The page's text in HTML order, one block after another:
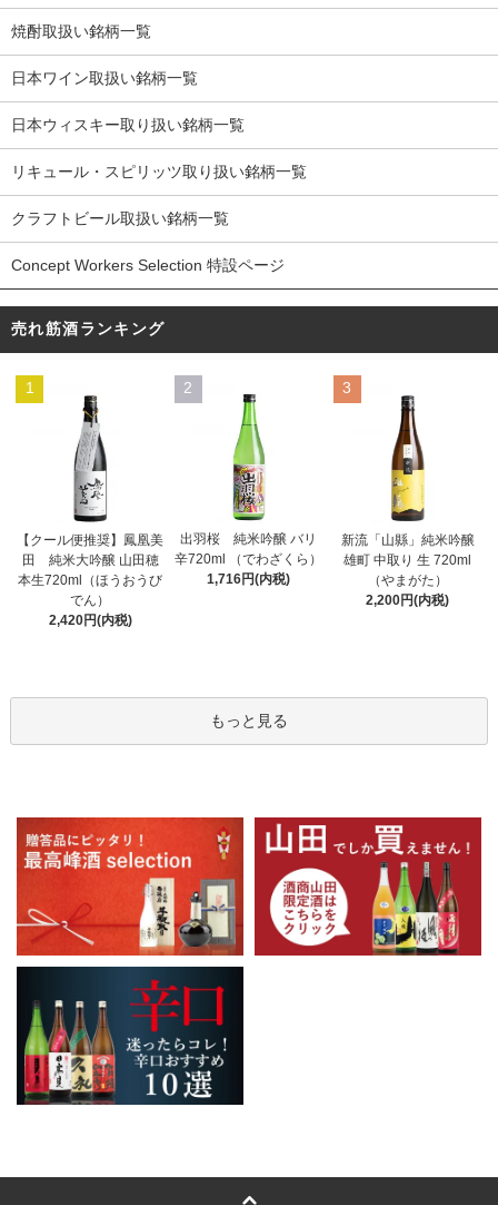
焼酎取扱い銘柄一覧
日本ワイン取扱い銘柄一覧
日本ウィスキー取り扱い銘柄一覧
リキュール・スピリッツ取り扱い銘柄一覧
クラフトビール取扱い銘柄一覧
Concept Workers Selection 特設ページ
売れ筋酒ランキング
1
【クール便推奨】鳳凰美
田 純米大吟醸 山田穂
本生720ml（ほうおうび
でん）
2,420円(内税)
2
出羽桜 純米吟醸 バリ
辛720ml （でわざくら）
1,716円(内税)
3
新流「山縣」純米吟醸
雄町 中取り 生 720ml
（やまがた）
2,200円(内税)
もっと見る